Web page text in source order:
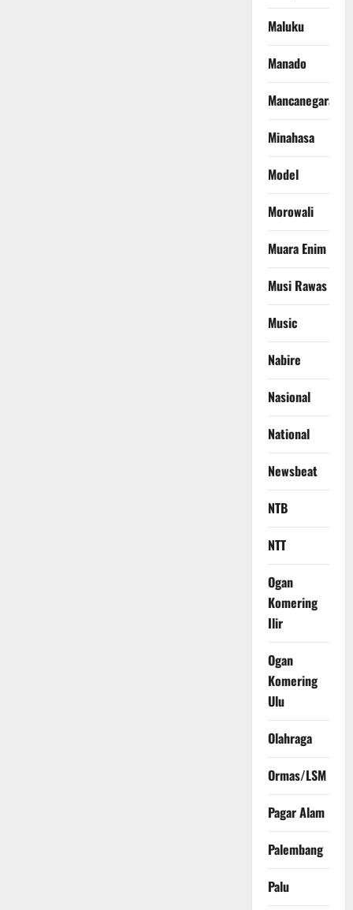
Maluku
Manado
Mancanegara
Minahasa
Model
Morowali
Muara Enim
Musi Rawas
Music
Nabire
Nasional
National
Newsbeat
NTB
NTT
Ogan
Komering
Ilir
Ogan
Komering
Ulu
Olahraga
Ormas/LSM
Pagar Alam
Palembang
Palu